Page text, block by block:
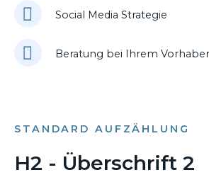
Social Media Strategie
Beratung bei Ihrem
STANDARD AUFZÄHLUNG
H2 - Überschrift 2